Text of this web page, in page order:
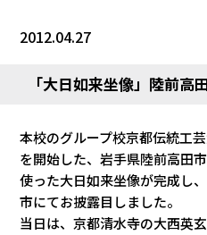
2012.04.27
「大日如来坐像」陸前高
本校のグループ校京都伝統工
を開始した、岩手県陸前高田
使った大日如来坐像が完成し
市にてお披露目しました。
当日は、京都清水寺の大西英